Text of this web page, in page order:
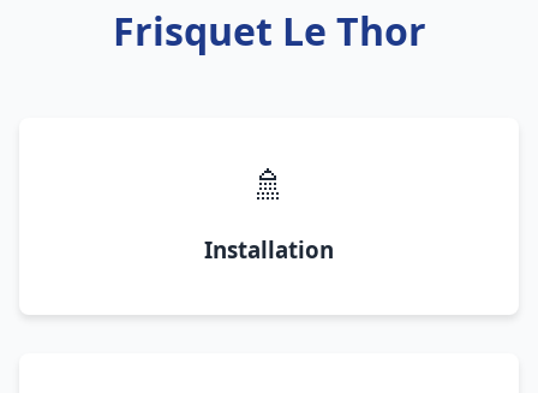
Frisquet Le Thor
🚿
Installation